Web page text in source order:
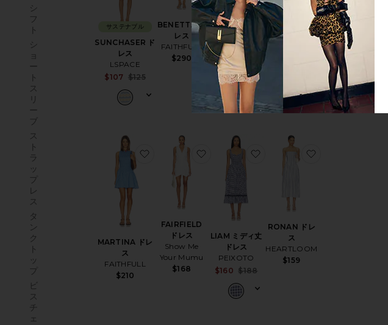
シ
フ
ト
シ
ー
ト
ス
リ
ー
ブ
ス
ト
ラ
ッ
プ
レ
ス
タ
ン
ク
ト
ッ
プ
ビ
ス
チ
ェ
SUNCHASER ド
レス
LSPACE
$107 $125
サステナブル
BENETTA ド
レス
FAITHFULL
$290
MISHA ミディ
丈ドレス
LSPACE
$189
サステナブル
BAYLEY ドレ
MARTINA ドレ
ス
FAITHFULL
$210
お気に入りMARTINA ドレス
FAIRFIELD
ドレス
Show Me
Your Mumu
$168
お気に入りFAIRFIELD ドレス
LIAM ミディ丈
ドレス
PEIXOTO
$160 $188
お気に入りLIAM ミディ丈ドレス
RONAN ドレ
ス
HEARTLOOM
$159